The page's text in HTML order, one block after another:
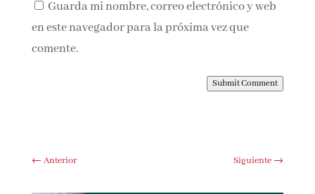
Guarda mi nombre, correo electrónico y web
en este navegador para la próxima vez que
comente.
Submit Comment
← Anterior Siguiente →